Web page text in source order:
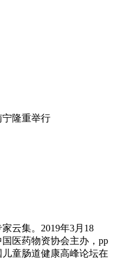
隆重举行
家云集。2019年3月18
国医药物资协会主办，pp
童肠道健康高峰论坛在